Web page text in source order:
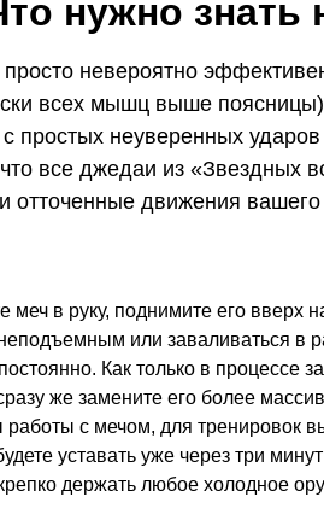
нужно знать
невероятно
всех мышц выше
простых неуверенных
все джедаи из «Звездных
отточенные движения
меч в руку, поднимите его вверх
или заваливаться в
Как только в процессе
же замените его более
с мечом, для тренировок
уставать уже через три
держать любое холодное